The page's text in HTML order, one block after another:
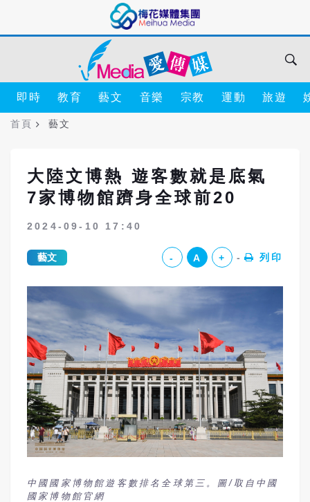
即時 教育 藝文 音樂 宗教 運動 旅遊
首頁 藝文
大陸文博熱 遊客數就是底氣
7家博物館躋身全球前20
2024-09-10 17:40
藝文 - A + 列印
中國國家博物館遊客數排名全球第三。圖/取自中國
國家博物館官網